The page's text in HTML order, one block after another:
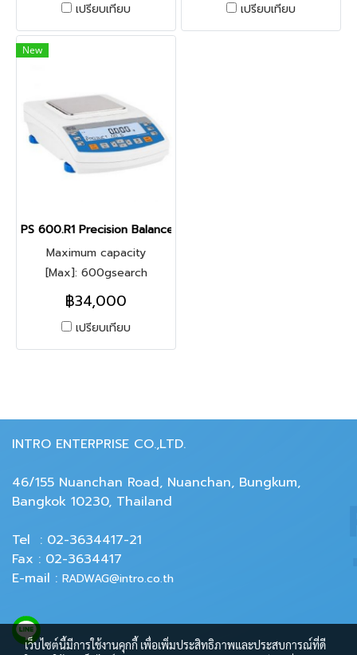
เปรียบเทียบ เปรียบเทียบ
New
PS 600.R1 Precision Balance
Maximum capacity
[Max]: 600gsearch
Readability [d]: 0.001g
฿34,000
เปรียบเทียบ
INTRO ENTERPRISE CO.,LTD.
46/155 Nuanchan Road, Nuanchan, Bungkum,
Bangkok 10230, Thailand
Tel : 02-3634417-21
Fax : 02-3634417
E-mail : RADWAG@intro.co.th
เว็บไซต์นี้มีการใช้งานคุกกี้ เพื่อเพิ่มประสิทธิภาพและประสบการณ์ที่ดี